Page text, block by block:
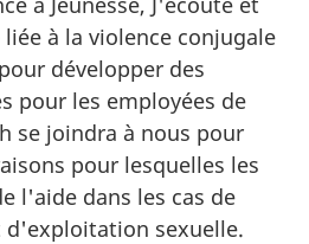
à la violence conjugale
développer des
pour les employées de
se joindra à nous pour
pour lesquelles les
l'aide dans les cas de
sexuelle.